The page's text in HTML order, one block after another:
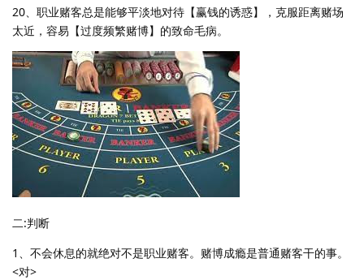
20、职业赌客总是能够平淡地对待【赢钱的诱惑】，克服距离赌场
太近，容易【过度频繁赌博】的致命毛病。
二:判断
1、不会休息的就绝对不是职业赌客。赌博成瘾是普通赌客干的事。
<对>